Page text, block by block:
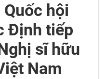
hội
Định tiếp
sĩ hữu
Nam